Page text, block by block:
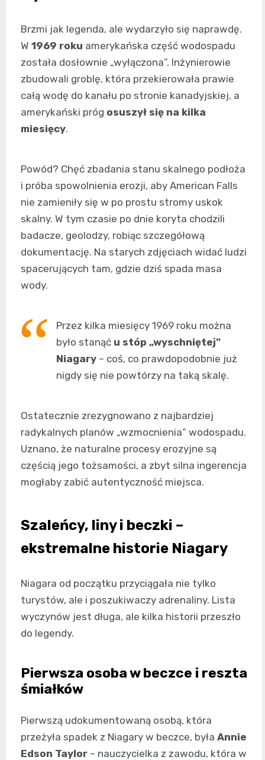
Brzmi jak legenda, ale wydarzyło się naprawdę.
W 1969 roku amerykańska część wodospadu
została dosłownie „wyłączona”. Inżynierowie
zbudowali groblę, która przekierowała prawie
całą wodę do kanału po stronie kanadyjskiej, a
amerykański próg osuszył się na kilka
miesięcy.
Powód? Chęć zbadania stanu skalnego podłoża
i próba spowolnienia erozji, aby American Falls
nie zamieniły się w po prostu stromy uskok
skalny. W tym czasie po dnie koryta chodzili
badacze, geolodzy, robiąc szczegółową
dokumentację. Na starych zdjęciach widać ludzi
spacerujących tam, gdzie dziś spada masa
wody.
Przez kilka miesięcy 1969 roku można
było stanąć u stóp „wyschniętej”
Niagary – coś, co prawdopodobnie już
nigdy się nie powtórzy na taką skalę.
Ostatecznie zrezygnowano z najbardziej
radykalnych planów „wzmocnienia” wodospadu.
Uznano, że naturalne procesy erozyjne są
częścią jego tożsamości, a zbyt silna ingerencja
mogłaby zabić autentyczność miejsca.
Szaleńcy, liny i beczki –
ekstremalne historie Niagary
Niagara od początku przyciągała nie tylko
turystów, ale i poszukiwaczy adrenaliny. Lista
wyczynów jest długa, ale kilka historii przeszło
do legendy.
Pierwsza osoba w beczce i reszta
śmiałków
Pierwszą udokumentowaną osobą, która
przeżyła spadek z Niagary w beczce, była Annie
Edson Taylor – nauczycielka z zawodu, która w